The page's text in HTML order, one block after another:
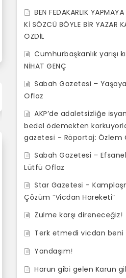
BEN FEDAKARLIK
Kİ SÖZCÜ BÖYLE BİR YAZAR
ÖZDİL
Cumhurbaşkanlık yarışı
NİHAT GENÇ
Sabah Gazetesi –
Oflaz
AKP’de adaletsizliğe
bedel ödemekten
gazetesi – Röportaj: Özlem
Sabah Gazetesi –
Lütfü Oflaz
Star Gazetesi –
Çözüm ”Vicdan Hareketi”
Zulme karşı direneceğiz!
Terk etmedi vicdan beni
Yandaşım!
Harun gibi gelen Karun